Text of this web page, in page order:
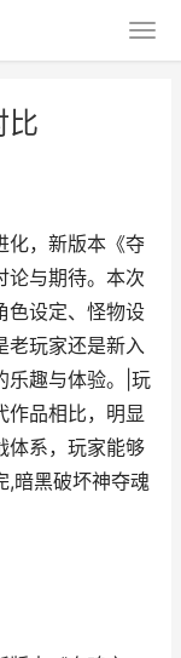
比
化，新版本《夺
论与期待。本次
色设定、怪物设
老玩家还是新入
乐趣与体验。|玩
作品相比，明显
体系，玩家能够
,暗黑破坏神夺魂